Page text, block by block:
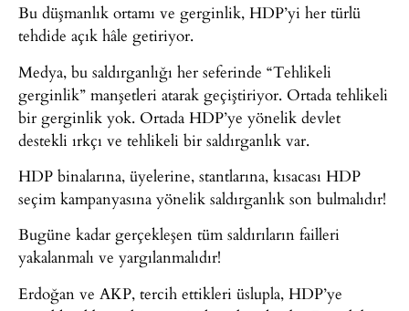
Bu düşmanlık ortamı ve gerginlik, HDP’yi her türlü
tehdide açık hâle getiriyor.
Medya, bu saldırganlığı her seferinde “Tehlikeli
gerginlik” manşetleri atarak geçiştiriyor. Ortada tehlikeli
bir gerginlik yok. Ortada HDP’ye yönelik devlet
destekli ırkçı ve tehlikeli bir saldırganlık var.
HDP binalarına, üyelerine, stantlarına, kısacası HDP
seçim kampanyasına yönelik saldırganlık son bulmalıdır!
Bugüne kadar gerçekleşen tüm saldırıların failleri
yakalanmalı ve yargılanmalıdır!
Erdoğan ve AKP, tercih ettikleri üslupla, HDP’ye